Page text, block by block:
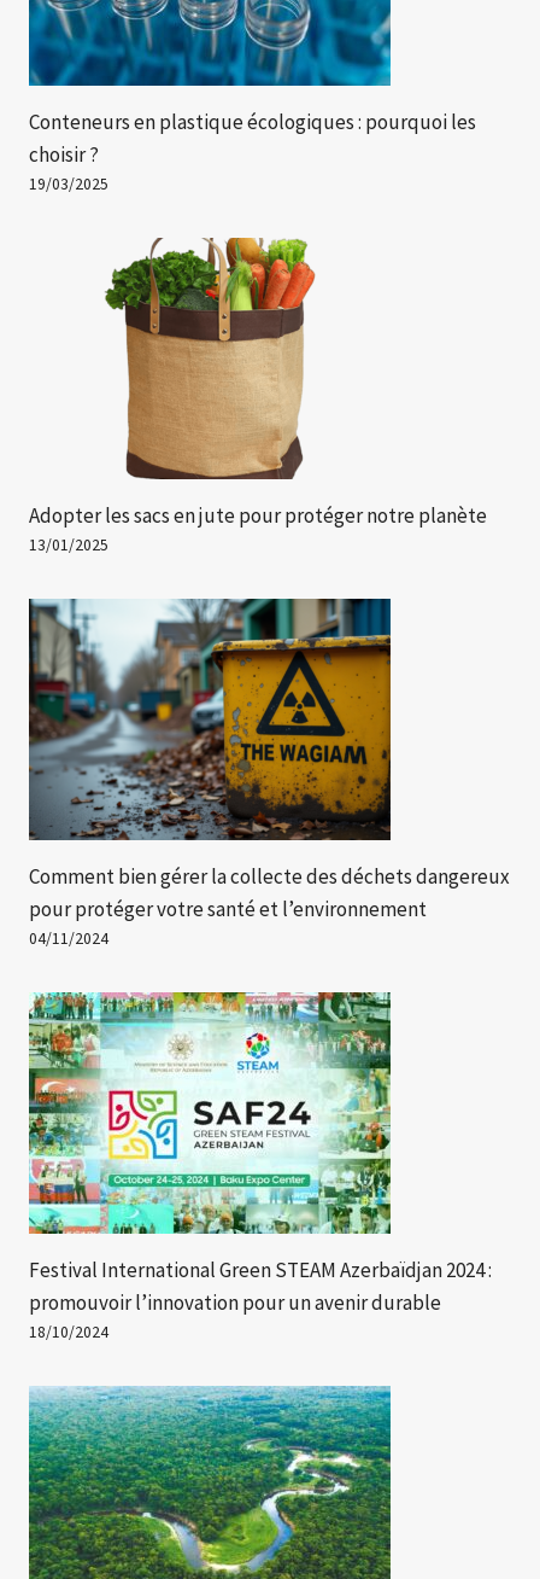
Conteneurs en plastique écologiques : pourquoi les
choisir ?
19/03/2025
Adopter les sacs en jute pour protéger notre planète
13/01/2025
Comment bien gérer la collecte des déchets dangereux
pour protéger votre santé et l’environnement
04/11/2024
Festival International Green STEAM Azerbaïdjan 2024 :
promouvoir l’innovation pour un avenir durable
18/10/2024